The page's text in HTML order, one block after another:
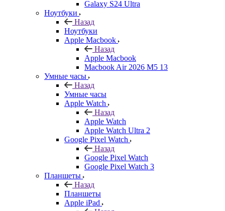
Galaxy S24 Ultra
Ноутбуки
Назад
Ноутбуки
Apple Macbook
Назад
Apple Macbook
Macbook Air 2026 M5 13
Умные часы
Назад
Умные часы
Apple Watch
Назад
Apple Watch
Apple Watch Ultra 2
Google Pixel Watch
Назад
Google Pixel Watch
Google Pixel Watch 3
Планшеты
Назад
Планшеты
Apple iPad